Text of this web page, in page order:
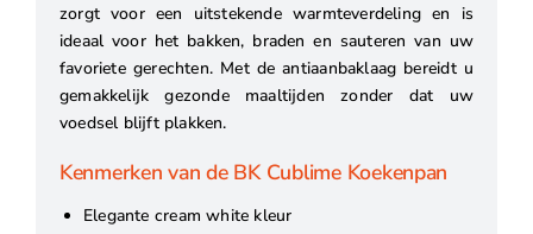
zorgt voor een uitstekende warmteverdeling en is
ideaal voor het bakken, braden en sauteren van uw
favoriete gerechten. Met de antiaanbaklaag bereidt u
gemakkelijk gezonde maaltijden zonder dat uw
voedsel blijft plakken.
Kenmerken van de BK Cublime Koekenpan
Elegante cream white kleur